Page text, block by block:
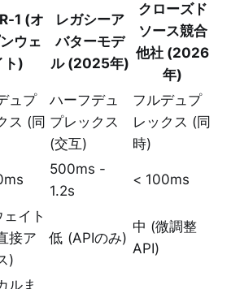
1 (オ
ウェ
ト)
レガシーア
バターモデ
ル (2025年)
クローズド
ソース競合
他社 (2026
年)
ュプ
ス (同
ハーフデュ
プレックス
(交互)
フルデュプ
レックス (同
時)
500ms -
1.2s
< 100ms
イト
接ア
)
低 (APIのみ)
中 (微調整
API)
ルま